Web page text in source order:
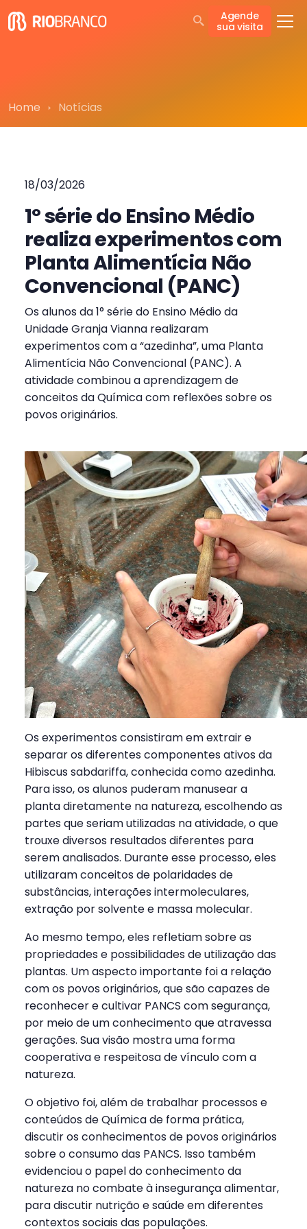
Agende
sua visita
Home Notícias
18/03/2026
1° série do Ensino Médio
realiza experimentos com
Planta Alimentícia Não
Convencional (PANC)
Os alunos da 1° série do Ensino Médio da
Unidade Granja Vianna realizaram
experimentos com a “azedinha”, uma Planta
Alimentícia Não Convencional (PANC). A
atividade combinou a aprendizagem de
conceitos da Química com reflexões sobre os
povos originários.
Os experimentos consistiram em extrair e
separar os diferentes componentes ativos da
Hibiscus sabdariffa, conhecida como azedinha.
Para isso, os alunos puderam manusear a
planta diretamente na natureza, escolhendo as
partes que seriam utilizadas na atividade, o que
trouxe diversos resultados diferentes para
serem analisados. Durante esse processo, eles
utilizaram conceitos de polaridades de
substâncias, interações intermoleculares,
extração por solvente e massa molecular.
Ao mesmo tempo, eles refletiam sobre as
propriedades e possibilidades de utilização das
plantas. Um aspecto importante foi a relação
com os povos originários, que são capazes de
reconhecer e cultivar PANCS com segurança,
por meio de um conhecimento que atravessa
gerações. Sua visão mostra uma forma
cooperativa e respeitosa de vínculo com a
natureza.
O objetivo foi, além de trabalhar processos e
conteúdos de Química de forma prática,
discutir os conhecimentos de povos originários
sobre o consumo das PANCS. Isso também
evidenciou o papel do conhecimento da
natureza no combate à insegurança alimentar,
para discutir nutrição e saúde em diferentes
contextos sociais das populações.